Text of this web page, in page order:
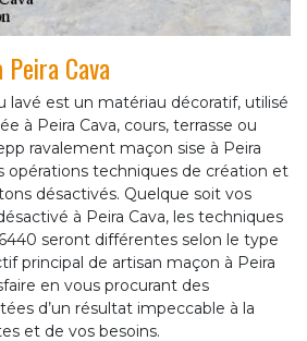
Cava
lavé est un matériau décoratif, utilisé
à Peira Cava, cours, terrasse ou
ravalement maçon sise à Peira
opérations techniques de création et
désactivés. Quelque soit vos
à Peira Cava, les techniques
seront différentes selon le type
principal de artisan maçon à Peira
en vous procurant des
d’un résultat impeccable à la
et de vos besoins.